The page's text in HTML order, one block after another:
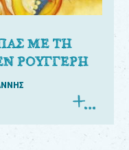
ΜΕ ΤΗ
ΡΟΥΓΓΕΡΗ